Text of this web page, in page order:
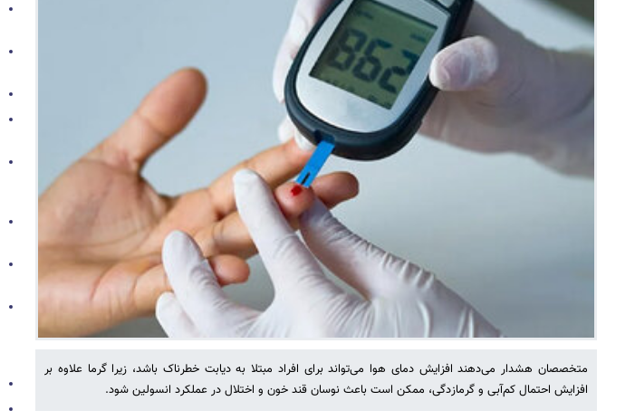
متخصصان هشدار می‌دهند افزایش دمای هوا می‌تواند برای افراد مبتلا به دیابت خطرناک باشد، زیرا گرما علاوه بر
افزایش احتمال کم‌آبی و گرمازدگی، ممکن است باعث نوسان قند خون و اختلال در عملکرد انسولین شود.